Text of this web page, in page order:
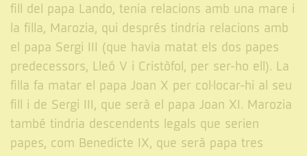
fill del papa Lando, tenia relacions amb una mare i
la filla, Marozia, qui després tindria relacions amb
el papa Sergi III (que havia matat els dos papes
predecessors, Lleó V i Cristòfol, per ser-ho ell). La
filla fa matar el papa Joan X per col·locar-hi al seu
fill i de Sergi III, que serà el papa Joan XI. Marozia
també tindria descendents legals que serien
papes, com Benedicte IX, que serà papa tres